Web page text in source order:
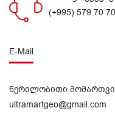
(+995) 579 70
E-Mail
წერილობითი
ultramartgeo@gmail.com